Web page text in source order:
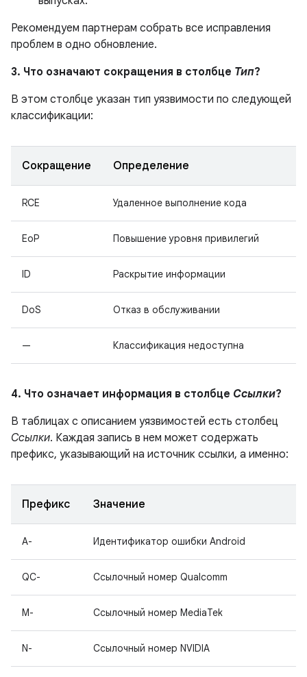
Рекомендуем партнерам собрать все исправления
проблем в одно обновление.
3. Что означают сокращения в столбце Тип?
В этом столбце указан тип уязвимости по следующей
классификации:
Сокращение Определение
RCE Удаленное выполнение кода
EoP Повышение уровня привилегий
ID Раскрытие информации
DoS Отказ в обслуживании
— Классификация недоступна
4. Что означает информация в столбце Ссылки?
В таблицах с описанием уязвимостей есть столбец
Ссылки. Каждая запись в нем может содержать
префикс, указывающий на источник ссылки, а именно:
Префикс Значение
A- Идентификатор ошибки Android
QC- Ссылочный номер Qualcomm
M- Ссылочный номер MediaTek
N- Ссылочный номер NVIDIA